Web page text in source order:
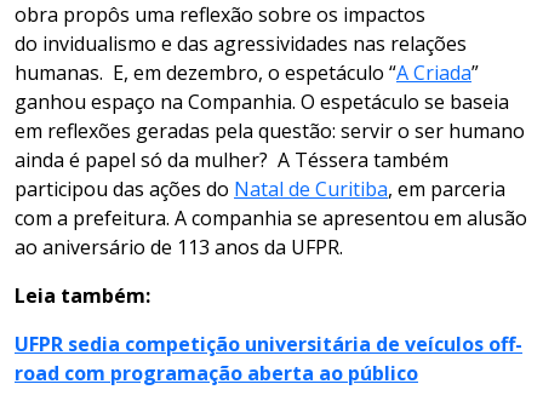
obra propôs uma reflexão sobre os impactos
do invidualismo e das agressividades nas relações
humanas. E, em dezembro, o espetáculo “A Criada”
ganhou espaço na Companhia. O espetáculo se baseia
em reflexões geradas pela questão: servir o ser humano
ainda é papel só da mulher? A Téssera também
participou das ações do Natal de Curitiba, em parceria
com a prefeitura. A companhia se apresentou em alusão
ao aniversário de 113 anos da UFPR.
Leia também:
UFPR sedia competição universitária de veículos off-
road com programação aberta ao público